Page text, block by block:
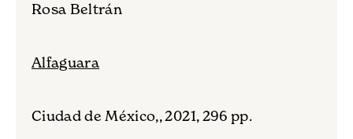
Rosa Beltrán
Alfaguara
Ciudad de México,, 2021, 296 pp.